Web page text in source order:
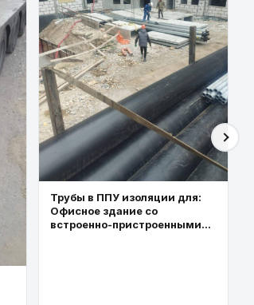
Трубы в ППУ изоляции для:
Офисное здание со
встроенно-пристроенными